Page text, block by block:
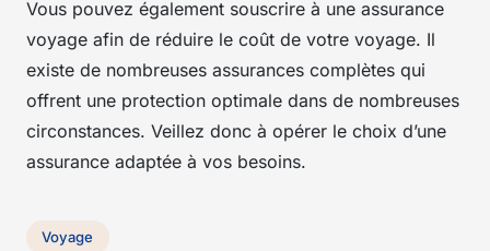
Vous pouvez également souscrire à une assurance
voyage afin de réduire le coût de votre voyage. Il
existe de nombreuses assurances complètes qui
offrent une protection optimale dans de nombreuses
circonstances. Veillez donc à opérer le choix d’une
assurance adaptée à vos besoins.
Voyage